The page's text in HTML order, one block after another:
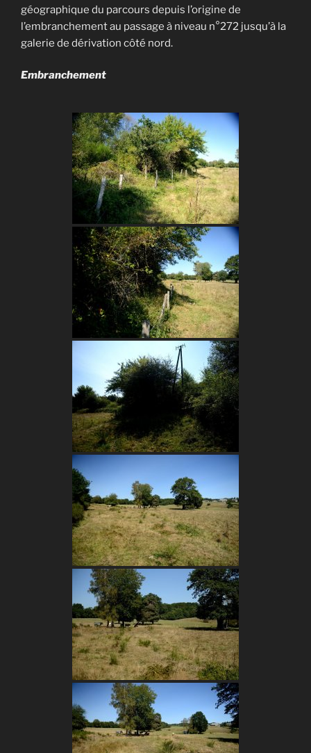
géographique du parcours depuis l’origine de
l’embranchement au passage à niveau n°272 jusqu’à la
galerie de dérivation côté nord.
Embranchement